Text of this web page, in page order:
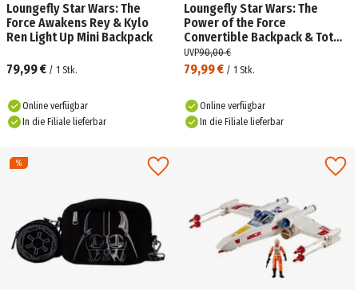
Loungefly Star Wars: The
Force Awakens Rey & Kylo
Ren Light Up Mini Backpack
79,99 € / 1 Stk.
Online verfügbar
In die Filiale lieferbar
Loungefly Star Wars: The
Power of the Force
Convertible Backpack & Tote
Crossbody Bag
79,99 € / 1 Stk.
UVP90,00 €
Online verfügbar
In die Filiale lieferbar